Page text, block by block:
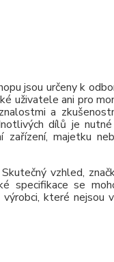
jsou určeny k
uživatele ani pro
a
dílů je
majetku
vzhled,
specifikace se
které nejsou